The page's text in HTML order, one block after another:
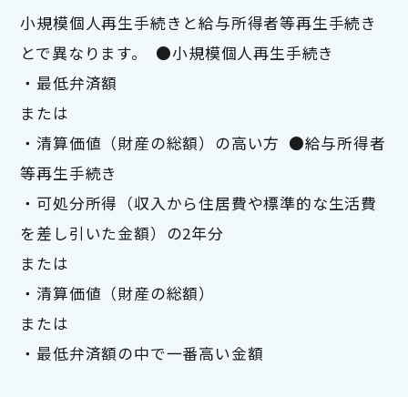
小規模個人再生手続きと給与所得者等再生手続き
とで異なります。  ●小規模個人再生手続き
・最低弁済額
または
・清算価値（財産の総額）の高い方  ●給与所得者
等再生手続き
・可処分所得（収入から住居費や標準的な生活費
を差し引いた金額）の2年分
または
・清算価値（財産の総額）
または
・最低弁済額の中で一番高い金額